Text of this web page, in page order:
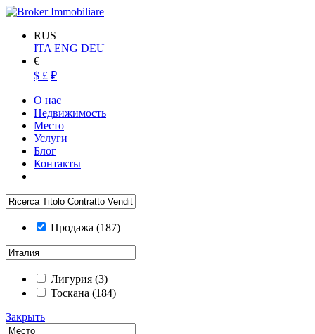
RUS
ITA ENG DEU
€
$ £ ₽
О нас
Недвижимость
Место
Услуги
Блог
Контакты
Продажа (187)
Лигурия (3)
Тоскана (184)
Закрыть